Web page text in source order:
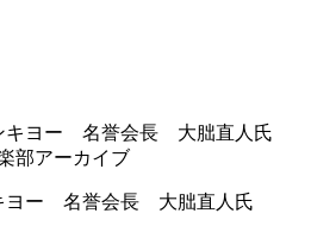
部アーカイブ
ヨー 名誉会長 大朏直人氏